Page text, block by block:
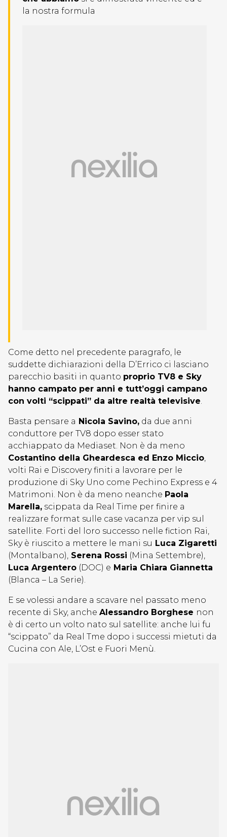
la nostra formula
Come detto nel precedente paragrafo, le
suddette dichiarazioni della D’Errico ci lasciano
parecchio basiti in quanto proprio TV8 e Sky
hanno campato per anni e tutt’oggi campano
con volti “scippati” da altre realtà televisive.
Basta pensare a Nicola Savino, da due anni
conduttore per TV8 dopo esser stato
acchiappato da Mediaset. Non è da meno
Costantino della Gheardesca ed Enzo Miccio,
volti Rai e Discovery finiti a lavorare per le
produzione di Sky Uno come Pechino Express e 4
Matrimoni. Non è da meno neanche Paola
Marella, scippata da Real Time per finire a
realizzare format sulle case vacanza per vip sul
satellite. Forti del loro successo nelle fiction Rai,
Sky è riuscito a mettere le mani su Luca Zigaretti
(Montalbano), Serena Rossi (Mina Settembre),
Luca Argentero (DOC) e Maria Chiara Giannetta
(Blanca – La Serie).
E se volessi andare a scavare nel passato meno
recente di Sky, anche Alessandro Borghese non
è di certo un volto nato sul satellite: anche lui fu
“scippato” da Real Tme dopo i successi mietuti da
Cucina con Ale, L’Ost e Fuori Menù.